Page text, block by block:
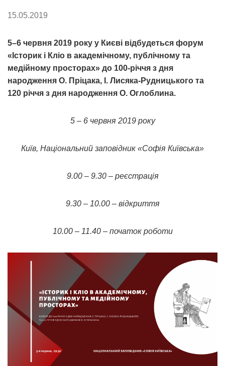
15.05.2019
5–6 червня 2019 року у Києві відбудеться форум
«Історик і Кліо в академічному, публічному та
медійному просторах» до 100-річчя з дня
народження О. Пріцака, І. Лисяка-Рудницького та
120 річчя з дня народження О. Оглоблина.
5 – 6 червня 2019 року
Київ, Національний заповідник «Софія Київська»
9.00 – 9.30 – реєстрація
9.30 – 10.00 – відкриття
10.00 – 11.40 – початок роботи